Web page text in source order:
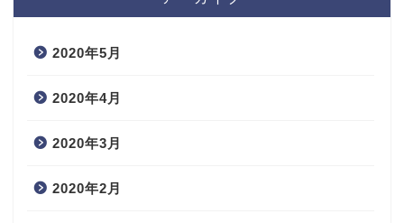
2020年5月
2020年4月
2020年3月
2020年2月